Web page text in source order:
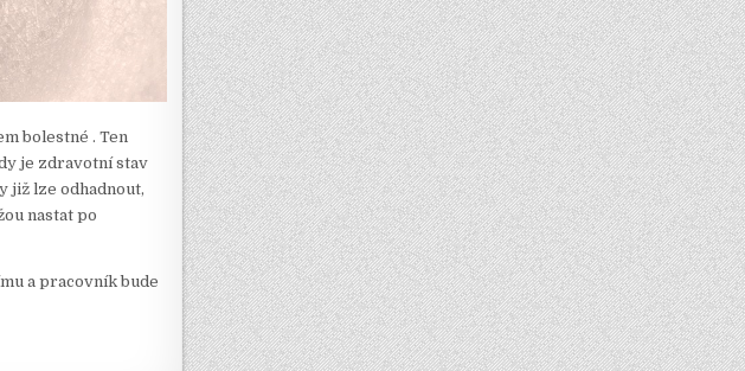
bolestné . Ten
je zdravotní stav
již lze odhadnout,
nastat po
a pracovník bude